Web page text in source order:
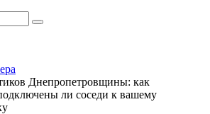
Днепропетровщины: как
ли соседи к вашему